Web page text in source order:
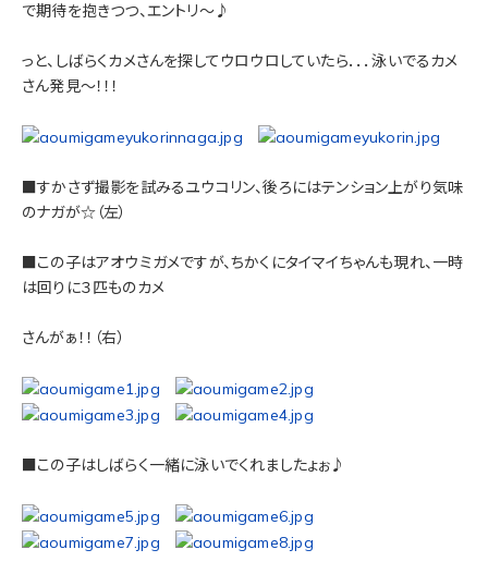
で期待を抱きつつ、エントリ～♪
っと、しばらくカメさんを探してウロウロしていたら．．．泳いでるカメ
さん発見～！！！
■すかさず撮影を試みるユウコリン、後ろにはテンション上がり気味
のナガが☆（左）
■この子はアオウミガメですが、ちかくにタイマイちゃんも現れ、一時
は回りに３匹ものカメ
さんがぁ！！（右）
■この子はしばらく一緒に泳いでくれましたょぉ♪